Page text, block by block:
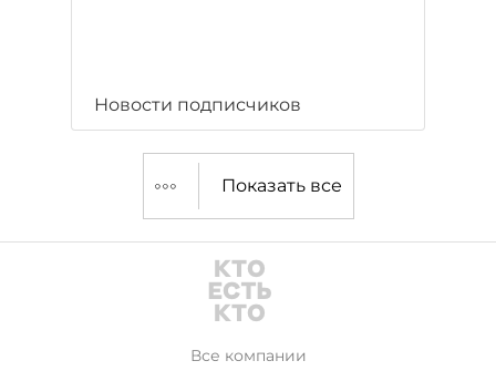
Новости подписчиков
Показать все
Все компании